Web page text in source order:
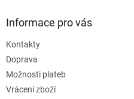
Informace pro vás
Kontakty
Doprava
Možnosti plateb
Vrácení zboží